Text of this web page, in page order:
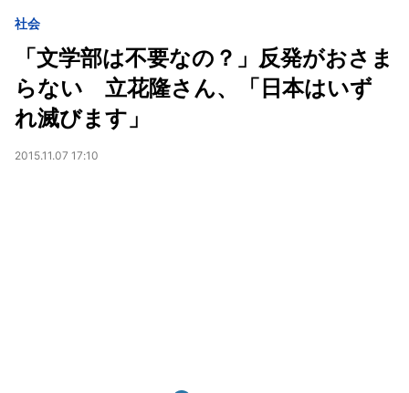
社会
「文学部は不要なの？」反発がおさま
らない 立花隆さん、「日本はいず
れ滅びます」
2015.11.07 17:10